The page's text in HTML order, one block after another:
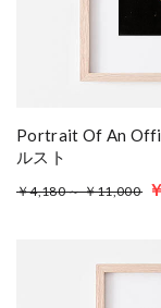
Portrait Of An
ルスト
￥4,180 ～ ￥11,000